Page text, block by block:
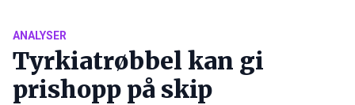
ANALYSER
Tyrkiatrøbbel kan gi
prishopp på skip